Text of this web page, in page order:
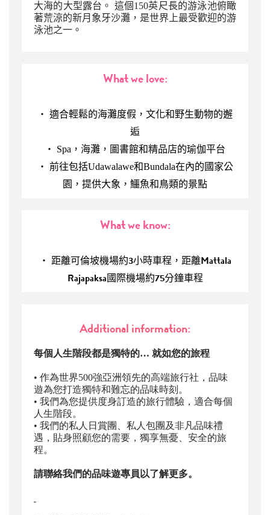
大海的大型露台。 這個150英尺長的游泳池俯瞰
著荒涼的新月象牙沙灘，是世界上最受歡迎的游
泳池之一。
What we love:
‧ 適合輕鬆的海灘度假，文化和野生動物的邂
逅
‧ Spa，海灘，圖書館和精品店的瑜伽平台
‧ 前往包括Udawalawe和Bundala在內的國家公
園，提供大象，鱷魚和鳥類的景點
What we know:
‧ 距離可倫坡機場約3小時車程，距離Mattala
Rajapaksa國際機場約75分鐘車程
Additional information:
每個人生階段都是獨特的… 就如您的旅程
• 作為世界500強亞洲領先的高端旅行社，品味
遊為您打造獨特和難忘的品味時刻。
• 我們為您提供度身訂造的旅行體驗，適合每個
人生階段。
• 我們的私人日賞團、私人包團及非凡品味禮
遇，貼身照顧您的需要，獨享無憂、安全的旅
程。
請聯絡我們的品味遊專員以了解更多。